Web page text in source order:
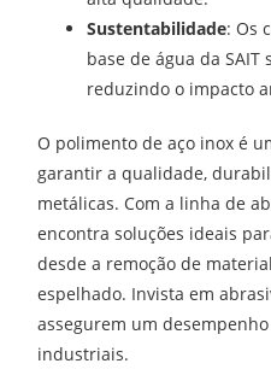
Sustentabilidade: Os
base de água da
reduzindo o impacto
O polimento de aço inox é
garantir a qualidade,
metálicas. Com a linha de
encontra soluções ideais
desde a remoção de
espelhado. Invista em
assegurem um
industriais.